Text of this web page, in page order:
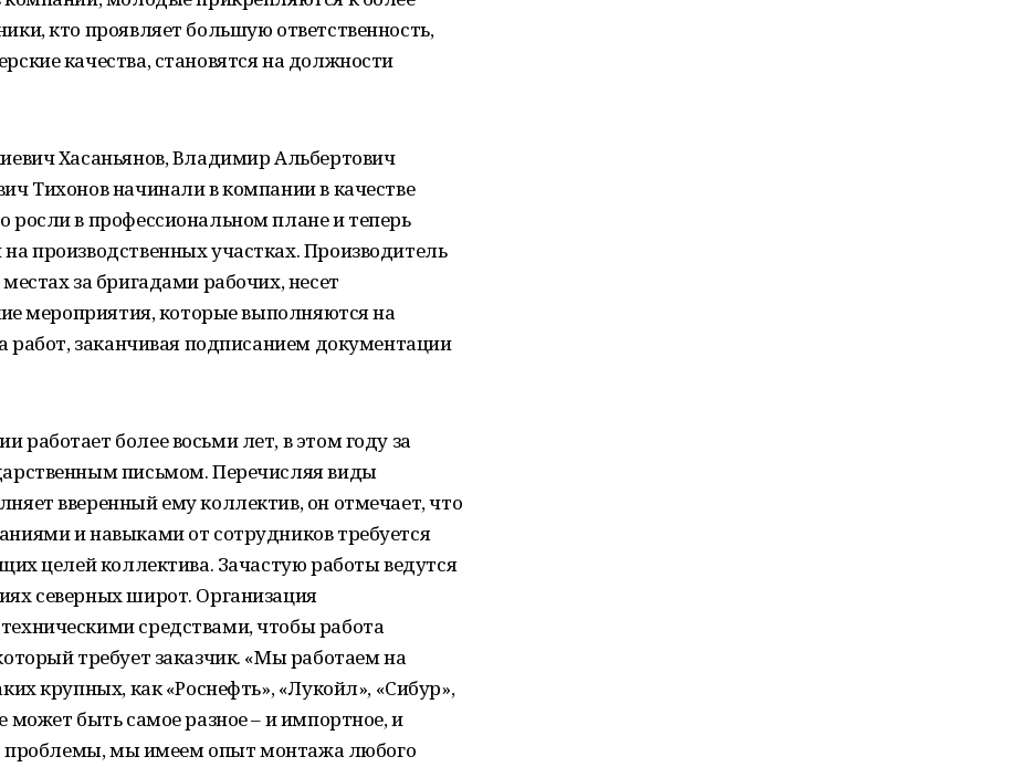
кто проявляет большую ответственность,
качества, становятся на должности
Хасаньянов, Владимир Альбертович
Тихонов начинали в компании в качестве
росли в профессиональном плане и теперь
производственных участках. Производитель
за бригадами рабочих, несет
мероприятия, которые выполняются на
работ, заканчивая подписанием документации
более восьми лет, в этом году за
письмом. Перечисляя виды
вверенный ему коллектив, он отмечает, что
и навыками от сотрудников требуется
целей коллектива. Зачастую работы ведутся
северных широт. Организация
средствами, чтобы работа
требует заказчик. «Мы работаем на
крупных, как «Роснефть», «Лукойл», «Сибур»,
может быть самое разное – и импортное, и
проблемы, мы имеем опыт монтажа любого